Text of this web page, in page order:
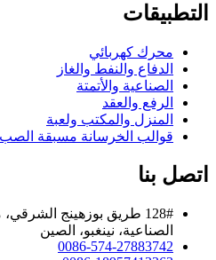
التطبيقات
محرك كهربائي
الدفاع والنفط والغاز
الصناعية والأتمتة
الرفع والعقد
المنزل والمكتب ولعبة
قوالب الخرسانة مسبقة الصب
اتصل بنا
128# طريق بوزهينج
الصناعية، نينغبو، الصين
0086-574-27883742